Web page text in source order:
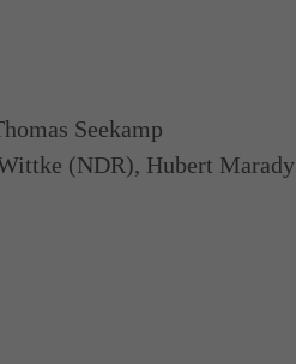
Seekamp
(NDR), Hubert Marady